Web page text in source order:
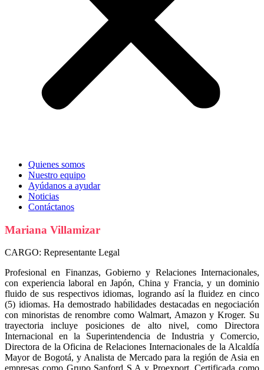
Quienes somos
Nuestro equipo
Ayúdanos a ayudar
Noticias
Contáctanos
Mariana Villamizar
CARGO: Representante Legal
Profesional en Finanzas, Gobierno y Relaciones Internacionales,
con experiencia laboral en Japón, China y Francia, y un dominio
fluido de sus respectivos idiomas, logrando así la fluidez en cinco
(5) idiomas. Ha demostrado habilidades destacadas en negociación
con minoristas de renombre como Walmart, Amazon y Kroger. Su
trayectoria incluye posiciones de alto nivel, como Directora
Internacional en la Superintendencia de Industria y Comercio,
Directora de la Oficina de Relaciones Internacionales de la Alcaldía
Mayor de Bogotá, y Analista de Mercado para la región de Asia en